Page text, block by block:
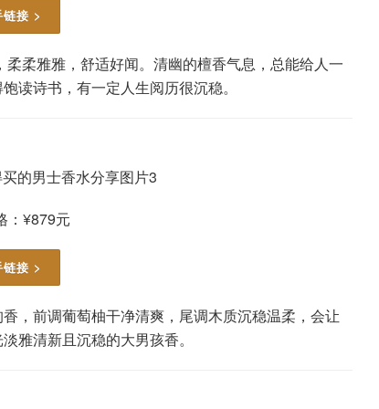
链接 >
柔雅雅，舒适好闻。清幽的檀香气息，总能给人一
读诗书，有一定人生阅历很沉稳。
：¥879元
链接 >
，前调葡萄柚干净清爽，尾调木质沉稳温柔，会让
雅清新且沉稳的大男孩香。